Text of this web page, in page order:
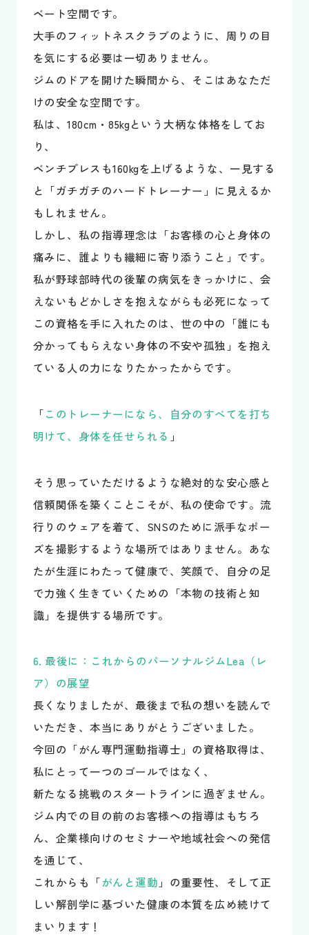
ベート空間です。
大手のフィットネスクラブのように、周りの目
を気にする必要は一切ありません。
ジムのドアを開けた瞬間から、そこはあなただ
けの安全な空間です。
私は、180cm・85kgという大柄な体格をしてお
り、
ベンチプレスも160kgを上げるような、一見する
と「ガチガチのハードトレーナー」に見えるか
もしれません。
しかし、私の指導理念は「お客様の心と身体の
痛みに、誰よりも繊細に寄り添うこと」です。
私が野球部時代の後輩の病気をきっかけに、会
えないもどかしさを抱えながらも必死になって
この資格を手に入れたのは、世の中の「誰にも
分かってもらえない身体の不安や孤独」を抱え
ている人の力になりたかったからです。
「このトレーナーになら、自分のすべてを打ち
明けて、身体を任せられる 」
そう思っていただけるような絶対的な安心感と
信頼関係を築くことこそが、私の使命です。流
行りのウェアを着て、SNSのために派手なポー
ズを撮影するような場所ではありません。あな
たが生涯にわたって健康で、笑顔で、自分の足
で力強く生きていくための「本物の技術と知
識」を提供する場所です。
6. 最後に：これからのパーソナルジムLea（レ
ア）の展望
長くなりましたが、最後まで私の想いを読んで
いただき、本当にありがとうございました。
今回の「がん専門運動指導士」の資格取得は、
私にとって一つのゴールではなく、
新たなる挑戦のスタートラインに過ぎません。
ジム内での目の前のお客様への指導はもちろ
ん、企業様向けのセミナーや地域社会への発信
を通じて、
これからも「がんと運動 」の重要性、そして正
しい解剖学に基づいた健康の本質を広め続けて
まいります！